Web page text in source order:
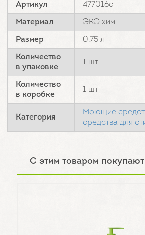
Артикул 477016с
Материал ЭКО хим
Размер 0,75 л
Количество
в упаковке
1 шт
Количество
в коробке
1 шт
Категория
Моющие
средства для
С этим товаром покупают